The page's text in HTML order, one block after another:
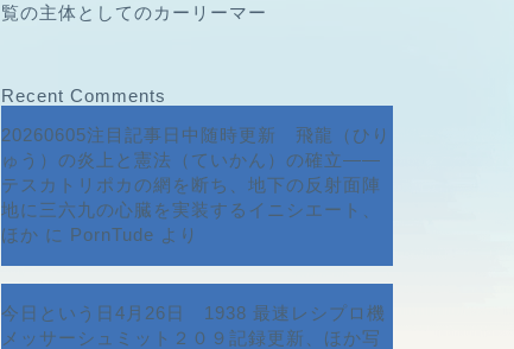
覧の主体としてのカーリーマー
Recent Comments
20260605注目記事日中随時更新 飛龍（ひり
ゅう）の炎上と憲法（ていかん）の確立――
テスカトリポカの網を断ち、地下の反射面陣
地に三六九の心臓を実装するイニシエート、
ほか に PornTude より
今日という日4月26日 1938 最速レシプロ機
メッサーシュミット２０９記録更新、ほか写